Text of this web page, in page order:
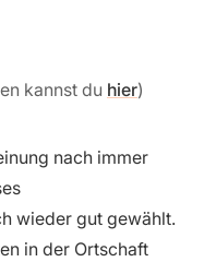
kannst du hier)
nach immer
wieder gut gewählt.
in der Ortschaft